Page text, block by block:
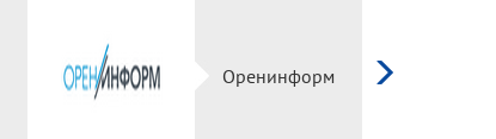
Оренинформ